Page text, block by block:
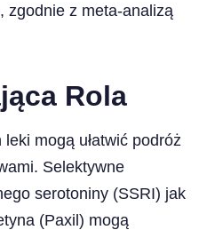
zgodnie z meta-analizą
Rola
mogą ułatwić podróż
Selektywne
serotoniny (SSRI) jak
(Paxil) mogą